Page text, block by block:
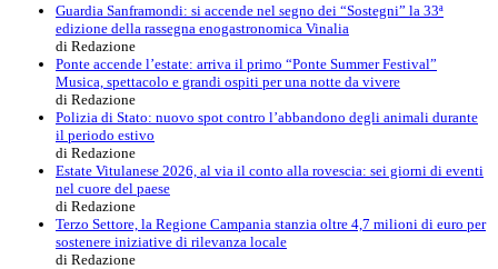
Guardia Sanframondi: si accende nel segno dei “Sostegni” la 33ª
edizione della rassegna enogastronomica Vinalia
di Redazione
Ponte accende l’estate: arriva il primo “Ponte Summer Festival”
Musica, spettacolo e grandi ospiti per una notte da vivere
di Redazione
Polizia di Stato: nuovo spot contro l’abbandono degli animali durante
il periodo estivo
di Redazione
Estate Vitulanese 2026, al via il conto alla rovescia: sei giorni di eventi
nel cuore del paese
di Redazione
Terzo Settore, la Regione Campania stanzia oltre 4,7 milioni di euro per
sostenere iniziative di rilevanza locale
di Redazione